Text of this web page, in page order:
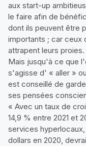
aux start-up
le faire afin de
dont ils peuvent être
importants ; car ceux
attrapent leurs proies.
Mais jusqu'à ce que
s'agisse d' « aller »
est conseillé de
ses pensées
« Avec un taux de
14,9 % entre 2021 et
services hyperlocaux,
dollars en 2020,